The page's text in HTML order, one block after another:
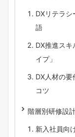
DXリテラ
語
DX推進ス
イプ」
DX人材の要
コツ
階層別研修設
新入社員向